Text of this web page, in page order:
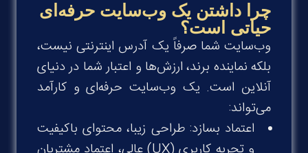
چرا داشتن یک وب‌سایت حرفه‌ای
حیاتی است؟
وب‌سایت شما صرفاً یک آدرس اینترنتی نیست،
بلکه نماینده برند، ارزش‌ها و اعتبار شما در دنیای
آنلاین است. یک وب‌سایت حرفه‌ای و کارآمد
می‌تواند:
اعتماد بسازد: طراحی زیبا، محتوای باکیفیت